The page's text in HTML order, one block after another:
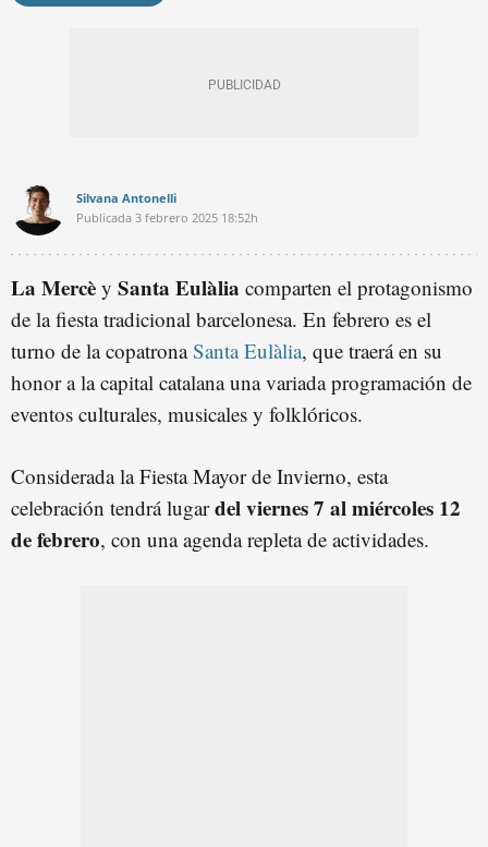
Silvana Antonelli
Publicada 3 febrero 2025 18:52h
La Mercè y Santa Eulàlia comparten el protagonismo
de la fiesta tradicional barcelonesa. En febrero es el
turno de la copatronaSanta Eulàlia, que traerá en su
honor a la capital catalana una variada programación de
eventos culturales, musicales y folklóricos.
Considerada la Fiesta Mayor de Invierno, esta
celebración tendrá lugardel viernes 7 al miércoles 12
de febrero, con una agenda repleta de actividades.